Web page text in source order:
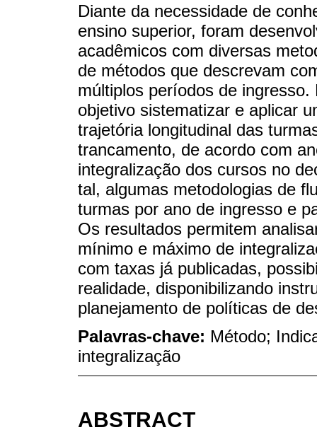
Diante da necessidade de
ensino superior, foram
acadêmicos com diversas
de métodos que descrevam
múltiplos períodos de
objetivo sistematizar e aplicar
trajetória longitudinal das
trancamento, de acordo com
integralização dos cursos no
tal, algumas metodologias de
turmas por ano de ingresso e
Os resultados permitem
mínimo e máximo de
com taxas já publicadas,
realidade, disponibilizando
planejamento de políticas de
Palavras-chave: Método;
integralização
ABSTRACT